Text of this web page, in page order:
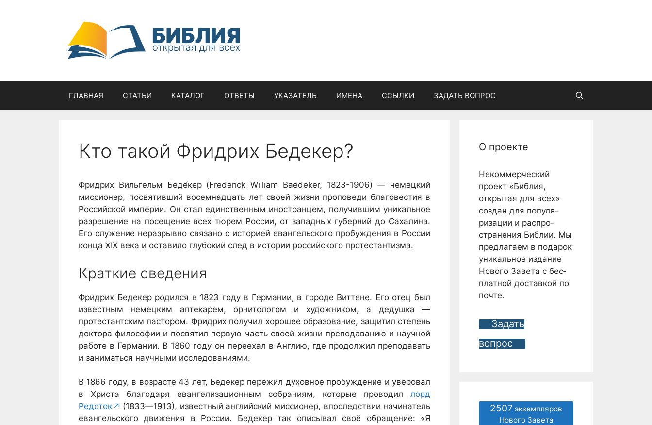
ГЛАВНАЯ СТАТЬИ КАТАЛОГ ОТВЕТЫ УКАЗАТЕЛЬ ИМЕНА ССЫЛКИ ЗАДАТЬ ВОПРОС
Кто такой Фридрих Бедекер?
Фридрих Вильгельм Беде́кер (Frederick William Baedeker, 1823-1906) — немецкий
миссионер, посвятивший восемнадцать лет своей жизни проповеди благовестия в
Российской империи. Он стал единственным иностранцем, получившим уникальное
разрешение на посещение всех тюрем России, от западных губерний до Сахалина.
Его служение неразрывно связано с историей евангельского пробуждения в России
конца XIX века и оставило глубокий след в истории российского протестантизма.
Краткие сведения
Фридрих Бедекер родился в 1823 году в Германии, в городе Виттене. Его отец был
известным немецким аптекарем, орнитологом и художником, а дедушка —
протестантским пастором. Фридрих получил хорошее образование, защитил степень
доктора философии и посвятил первую часть своей жизни преподаванию и научной
работе в Германии. В 1860 году он переехал в Англию, где продолжил преподавать
и заниматься научными исследованиями.
В 1866 году, в возрасте 43 лет, Бедекер пережил духовное пробуждение и уверовал
в Христа благодаря евангелизационным собраниям, которые проводил лорд
Редсток
(1833—1913), известный английский миссионер, впоследствии начинатель
евангельского движения в России. Бедекер так описывал своё обращение: «Я
О проекте
Некоммерческий
проект «Библия,
открытая для всех»
создан для популя­
ризации и распро­
странения Библии. Мы
предлагаем в подарок
уникальное издание
Нового Завета с бес­
платной доставкой по
почте.
Задать
вопрос
2507 экземпляров
Нового Завета